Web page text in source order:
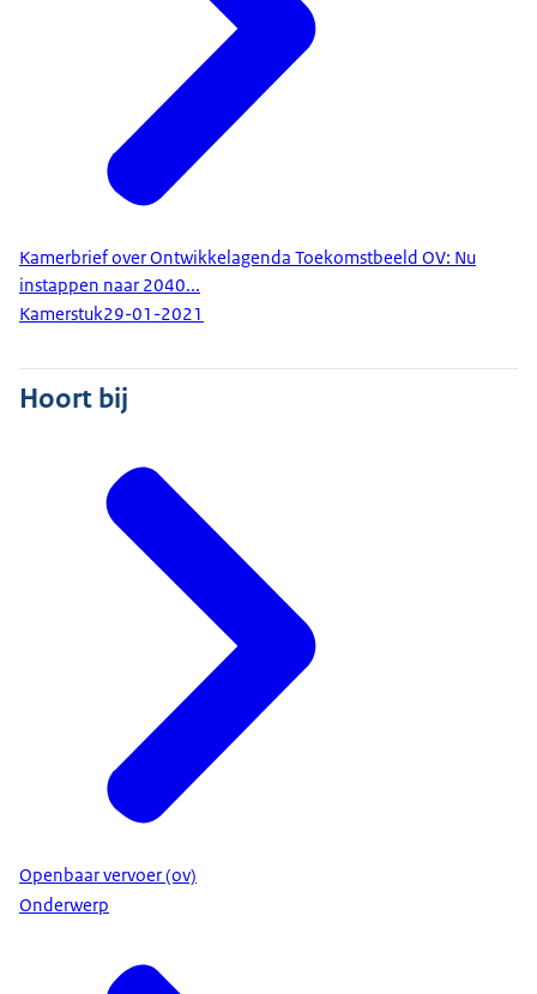
Kamerbrief over Ontwikkelagenda Toekomstbeeld OV: Nu
instappen naar 2040...
Kamerstuk29-01-2021
Hoort bij
Openbaar vervoer (ov)
Onderwerp